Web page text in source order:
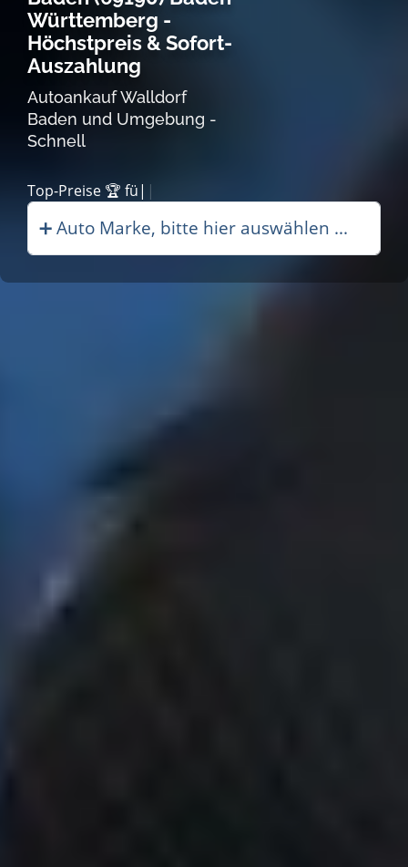
Württemberg -
Höchstpreis & Sofort-
Auszahlung
Autoankauf Walldorf
Baden und Umgebung -
Schnell
Aut|